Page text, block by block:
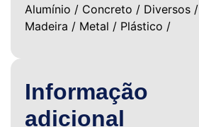
Alumínio / Concreto / Diversos /
Madeira / Metal / Plástico /
Informação
adicional